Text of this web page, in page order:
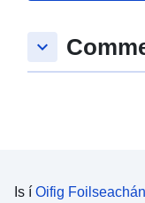
keyboard_arrow_down
Is í Oifig